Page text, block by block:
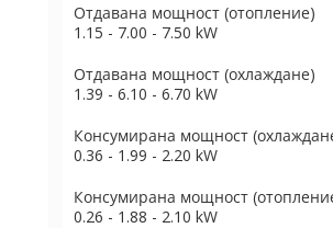
Отдавана мощност (отопление)
1.15 - 7.00 - 7.50 kW
Отдавана мощност (охлаждане)
1.39 - 6.10 - 6.70 kW
Консумирана мощност
0.36 - 1.99 - 2.20 kW
Консумирана мощност
0.26 - 1.88 - 2.10 kW